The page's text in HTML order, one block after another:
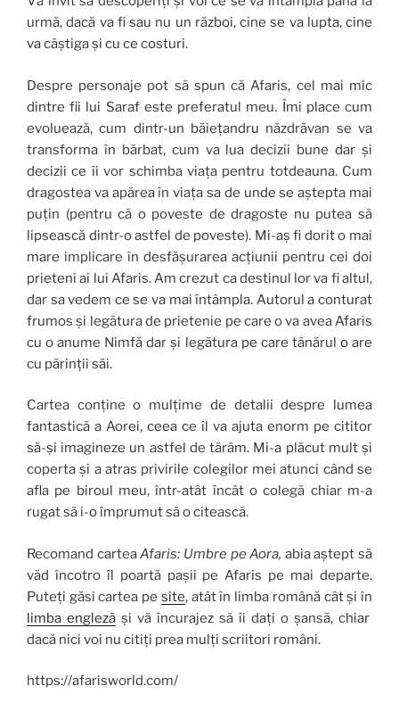
urmă, dacă va fi sau nu un război, cine se va lupta, cine
va câștiga și cu ce costuri.
Despre personaje pot să spun că Afaris, cel mai mic
dintre fii lui Saraf este preferatul meu. Îmi place cum
evoluează, cum dintr-un băiețandru năzdrăvan se va
transforma în bărbat, cum va lua decizii bune dar și
decizii ce îi vor schimba viața pentru totdeauna. Cum
dragostea va apărea în viața sa de unde se aștepta mai
puțin (pentru că o poveste de dragoste nu putea să
lipsească dintr-o astfel de poveste). Mi-aș fi dorit o mai
mare implicare în desfășurarea acțiunii pentru cei doi
prieteni ai lui Afaris. Am crezut ca destinul lor va fi altul,
dar sa vedem ce se va mai întâmpla. Autorul a conturat
frumos și legătura de prietenie pe care o va avea Afaris
cu o anume Nimfă dar și legătura pe care tânărul o are
cu părinții săi.
Cartea conține o mulțime de detalii despre lumea
fantastică a Aorei, ceea ce îl va ajuta enorm pe cititor
să-și imagineze un astfel de tărâm. Mi-a plăcut mult și
coperta și a atras privirile colegilor mei atunci când se
afla pe biroul meu, într-atât încât o colegă chiar m-a
rugat să i-o împrumut să o citească.
Recomand carteaAfaris: Umbre pe Aora, abia aștept să
văd încotro îl poartă pașii pe Afaris pe mai departe.
Puteți găsi cartea pe site, atât în limba română cât și în
limba engleză și vă încurajez să îi dați o șansă, chiar
dacă nici voi nu citiți prea mulți scriitori români.
https://afarisworld.com/